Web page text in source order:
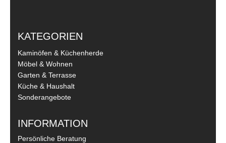
KATEGORIEN
Kaminöfen & Küchenherde
Möbel & Wohnen
Garten & Terrasse
Küche & Haushalt
Sonderangebote
INFORMATION
Persönliche Beratung